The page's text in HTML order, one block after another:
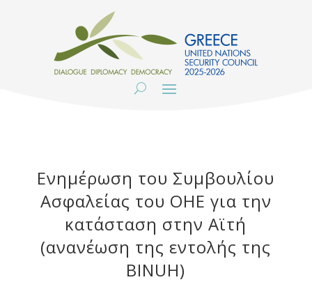
Ενημέρωση του Συμβουλίου
Ασφαλείας του ΟΗΕ για την
κατάσταση στην Αϊτή
(ανανέωση της εντολής της
BINUH)